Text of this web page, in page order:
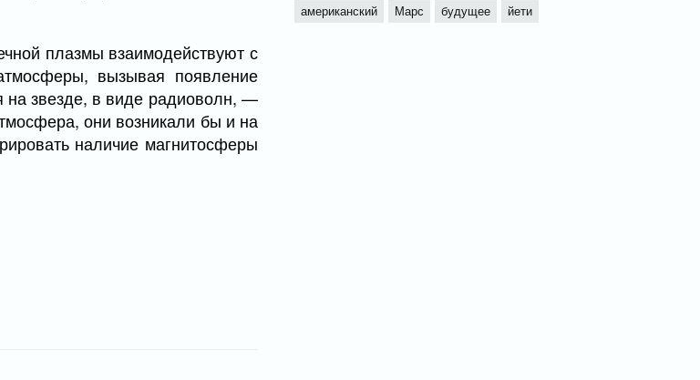
плазмы взаимодействуют с
вызывая появление
звезде, в виде радиоволн, —
они возникали бы и на
наличие магнитосферы
американский
Марс будущее йети